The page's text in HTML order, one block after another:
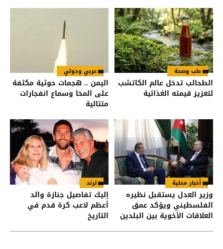
طب وصحة
الطحالب تدخل عالم الكاتشب
لتعزيز قيمته الغذائية
عربي ودولي
اليمن .. هجمات حوثية مكثفة
على المخا وسماع انفجارات
متتالية
أخبار محلية
وزير العدل يستقبل نظيره
الفلسطيني ويؤكد عمق
العلاقات الأخوية بين البلدين
ترند
إليك تفاصيل جنازة والد
أعظم لاعب كرة قدم في
التاريخ